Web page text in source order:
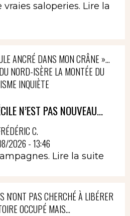
vraies saloperies. Lire la
ANCRÉ DANS MON CRÂNE »…
NORD-ISÈRE LA MONTÉE DU
INQUIÈTE
N’EST PAS NOUVEAU...
C.
2026 - 13:46
Lire la suite
N'ONT PAS CHERCHÉ À LIBÉRER
OCCUPÉ MAIS...